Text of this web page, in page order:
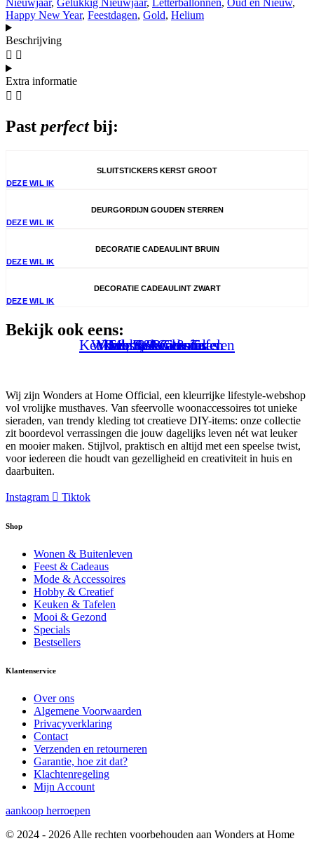
Goud
aantal
Happy New Year, Feestdagen, Gold, Helium
Beschrijving
Extra informatie
Past perfectbij:
SLUITSTICKERS KERST GROOT
DEZE WIL IK
DEURGORDIJN GOUDEN STERREN
DEZE WIL IK
DECORATIE CADEAULINT BRUIN
DEZE WIL IK
DECORATIE CADEAULINT ZWART
DEZE WIL IK
Bekijk ook eens:
Wonen & Buitenleven
Feest & Cadeaus
Mode & Accessoires
Hobby & Creatief
Keuken, Koken & Tafelen
Mooi & Gezond
Specials
Wij zijn Wonders at Home Official, een kleurrijke lifestyle-webshop
vol vrolijke musthaves. Van sfeervolle woonaccessoires tot unieke
sieraden, van trendy kleding tot creatieve DIY-items: onze collectie
zit boordevol verrassingen die jouw dagelijks leven nét wat leuker
en mooier maken. Stijlvol, praktisch en altijd met een speelse twist,
voor iedereen die houdt van gezelligheid en creativiteit in huis en
daarbuiten.
Instagram Tiktok
Shop
Wonen & Buitenleven
Feest & Cadeaus
Mode & Accessoires
Hobby & Creatief
Keuken & Tafelen
Mooi & Gezond
Specials
Bestsellers
Klantenservice
Over ons
Algemene Voorwaarden
Privacyverklaring
Contact
Verzenden en retourneren
Garantie, hoe zit dat?
Klachtenregeling
Mijn Account
aankoop herroepen
© 2024 - 2026 Alle rechten voorbehouden aan Wonders at Home